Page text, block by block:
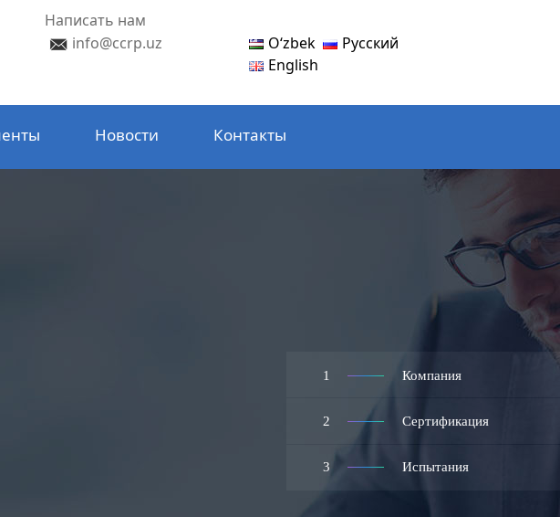
Написать нам
info@ccrp.uz
Oʻzbek
Русский
English
Новости Контакты
1 Компания
2 Сертификация
3 Испытания